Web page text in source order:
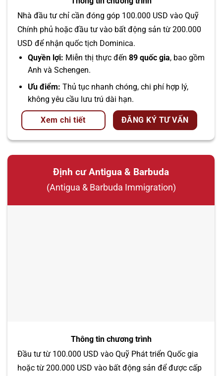
Nhà đầu tư chỉ cần đóng góp 100.000 USD vào Quỹ
Chính phủ hoặc đầu tư vào bất động sản từ 200.000
USD để nhận quốc tịch Dominica.
Quyền lợi: Miễn thị thực đến 89 quốc gia, bao gồm
Anh và Schengen.
Ưu điểm: Thủ tục nhanh chóng, chi phí hợp lý,
không yêu cầu lưu trú dài hạn.
Xem chi tiết ĐĂNG KÝ TƯ VẤN
Định cư Antigua & Barbuda
(Antigua & Barbuda Immigration)
Thông tin chương trình
Đầu tư từ 100.000 USD vào Quỹ Phát triển Quốc gia
hoặc từ 200.000 USD vào bất động sản để được cấp